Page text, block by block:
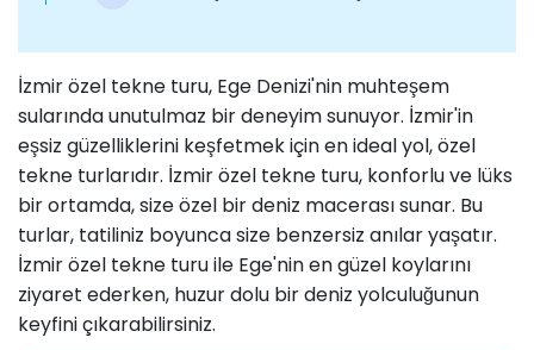
İzmir özel tekne turu, Ege Denizi'nin muhteşem
sularında unutulmaz bir deneyim sunuyor. İzmir'in
eşsiz güzelliklerini keşfetmek için en ideal yol, özel
tekne turlarıdır. İzmir özel tekne turu, konforlu ve lüks
bir ortamda, size özel bir deniz macerası sunar. Bu
turlar, tatiliniz boyunca size benzersiz anılar yaşatır.
İzmir özel tekne turu ile Ege'nin en güzel koylarını
ziyaret ederken, huzur dolu bir deniz yolculuğunun
keyfini çıkarabilirsiniz.